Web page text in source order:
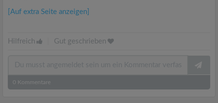
[Auf extra Seite anzeigen]
Hilfreich Gut geschrieben
0 Kommentare